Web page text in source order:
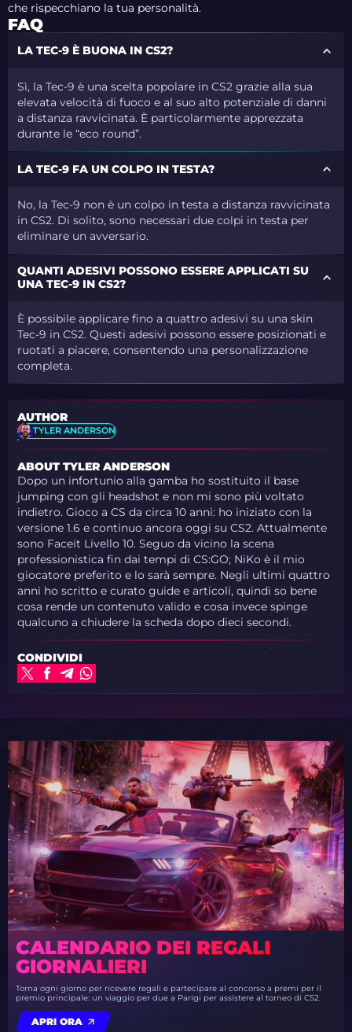
che rispecchiano la tua personalità.
FAQ
LA TEC-9 È BUONA IN CS2?
Sì, la Tec-9 è una scelta popolare in CS2 grazie alla sua
elevata velocità di fuoco e al suo alto potenziale di danni
a distanza ravvicinata. È particolarmente apprezzata
durante le “eco round”.
LA TEC-9 FA UN COLPO IN TESTA?
No, la Tec-9 non è un colpo in testa a distanza ravvicinata
in CS2. Di solito, sono necessari due colpi in testa per
eliminare un avversario.
QUANTI ADESIVI POSSONO ESSERE APPLICATI SU
UNA TEC-9 IN CS2?
È possibile applicare fino a quattro adesivi su una skin
Tec-9 in CS2. Questi adesivi possono essere posizionati e
ruotati a piacere, consentendo una personalizzazione
completa.
AUTHOR
TYLER ANDERSON
ABOUT TYLER ANDERSON
Dopo un infortunio alla gamba ho sostituito il base
jumping con gli headshot e non mi sono più voltato
indietro. Gioco a CS da circa 10 anni: ho iniziato con la
versione 1.6 e continuo ancora oggi su CS2. Attualmente
sono Faceit Livello 10. Seguo da vicino la scena
professionistica fin dai tempi di CS:GO; NiKo è il mio
giocatore preferito e lo sarà sempre. Negli ultimi quattro
anni ho scritto e curato guide e articoli, quindi so bene
cosa rende un contenuto valido e cosa invece spinge
qualcuno a chiudere la scheda dopo dieci secondi.
CONDIVIDI
CALENDARIO DEI REGALI
GIORNALIERI
Torna ogni giorno per ricevere regali e partecipare al concorso a premi per il
premio principale: un viaggio per due a Parigi per assistere al torneo di CS2.
APRI ORA